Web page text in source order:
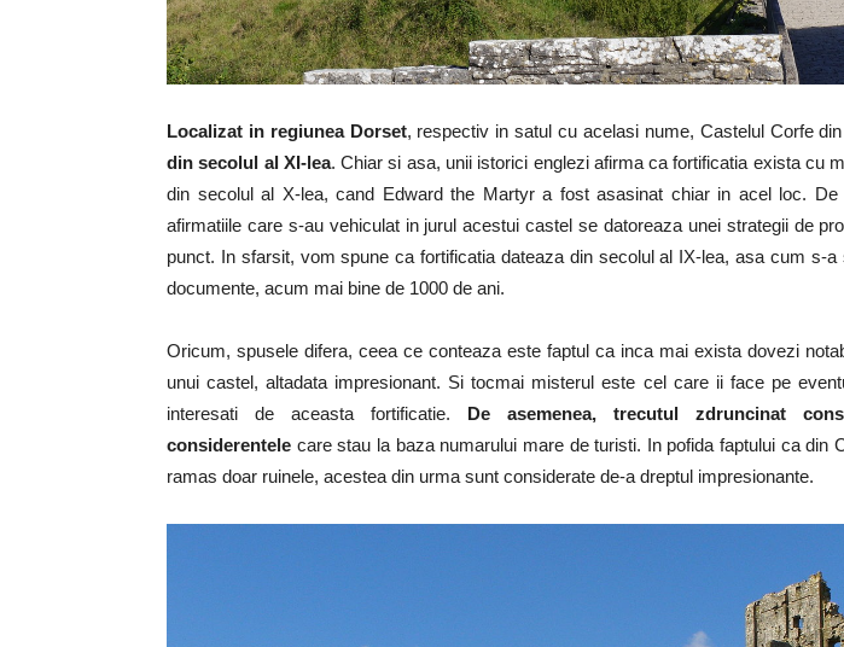
Localizat in regiunea Dorset, respectiv in satul cu acelasi nume, Castelul Corfe
din secolul al XI-lea. Chiar si asa, unii istorici englezi afirma ca fortificatia exista cu
din secolul al X-lea, cand Edward the Martyr a fost asasinat chiar in acel loc.
afirmatiile care s-au vehiculat in jurul acestui castel se datoreaza unei strategii de
punct. In sfarsit, vom spune ca fortificatia dateaza din secolul al IX-lea, asa cum s-a
documente, acum mai bine de 1000 de ani.
Oricum, spusele difera, ceea ce conteaza este faptul ca inca mai exista dovezi
unui castel, altadata impresionant. Si tocmai misterul este cel care ii face pe
interesati de aceasta fortificatie. De asemenea, trecutul zdruncinat
considerentele care stau la baza numarului mare de turisti. In pofida faptului ca din
ramas doar ruinele, acestea din urma sunt considerate de-a dreptul impresionante.